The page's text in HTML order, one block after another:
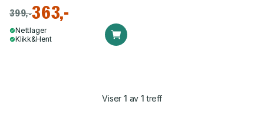
399,-363,-
Nettlager
Klikk&Hent
Viser1 av 1 treff